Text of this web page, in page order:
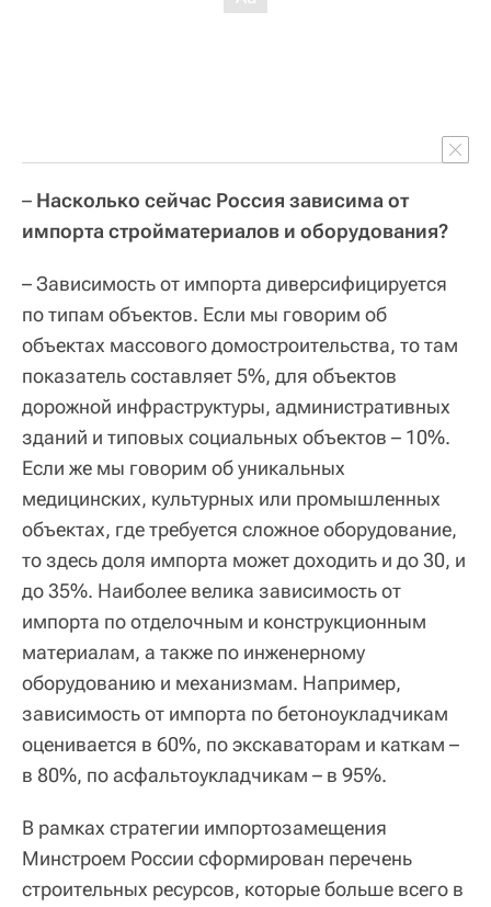
– Насколько сейчас Россия зависима от
импорта стройматериалов и оборудования?
– Зависимость от импорта диверсифицируется
по типам объектов. Если мы говорим об
объектах массового домостроительства, то там
показатель составляет 5%, для объектов
дорожной инфраструктуры, административных
зданий и типовых социальных объектов – 10%.
Если же мы говорим об уникальных
медицинских, культурных или промышленных
объектах, где требуется сложное оборудование,
то здесь доля импорта может доходить и до 30, и
до 35%. Наиболее велика зависимость от
импорта по отделочным и конструкционным
материалам, а также по инженерному
оборудованию и механизмам. Например,
зависимость от импорта по бетоноукладчикам
оценивается в 60%, по экскаваторам и каткам –
в 80%, по асфальтоукладчикам – в 95%.
В рамках стратегии импортозамещения
Минстроем России сформирован перечень
строительных ресурсов, которые больше всего в